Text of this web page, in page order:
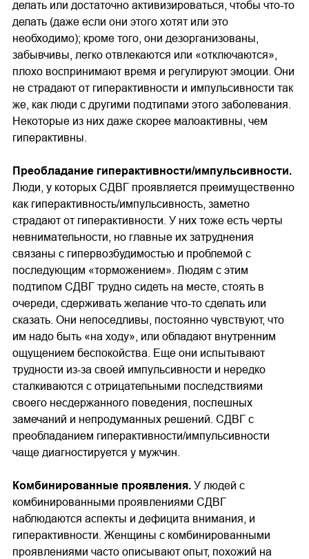
делать или достаточно активизироваться, чтобы что-то
делать (даже если они этого хотят или это
необходимо); кроме того, они дезорганизованы,
забывчивы, легко отвлекаются или «отключаются»,
плохо воспринимают время и регулируют эмоции. Они
не страдают от гиперактивности и импульсивности так
же, как люди с другими подтипами этого заболевания.
Некоторые из них даже скорее малоактивны, чем
гиперактивны.
Преобладание гиперактивности/импульсивности.
Люди, у которых СДВГ проявляется преимущественно
как гиперактивность/импульсивность, заметно
страдают от гиперактивности. У них тоже есть черты
невнимательности, но главные их затруднения
связаны с гипервозбудимостью и проблемой с
последующим «торможением». Людям с этим
подтипом СДВГ трудно сидеть на месте, стоять в
очереди, сдерживать желание что-то сделать или
сказать. Они непоседливы, постоянно чувствуют, что
им надо быть «на ходу», или обладают внутренним
ощущением беспокойства. Еще они испытывают
трудности из-за своей импульсивности и нередко
сталкиваются с отрицательными последствиями
своего несдержанного поведения, поспешных
замечаний и непродуманных решений. СДВГ с
преобладанием гиперактивности/импульсивности
чаще диагностируется у мужчин.
Комбинированные проявления. У людей с
комбинированными проявлениями СДВГ
наблюдаются аспекты и дефицита внимания, и
гиперактивности. Женщины с комбинированными
проявлениями часто описывают опыт, похожий на